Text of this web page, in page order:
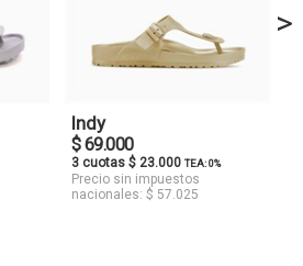
Indy
$ 69.000
3 cuotas $ 23.000 TEA: 0%
Precio sin impuestos
nacionales: $ 57.025
>